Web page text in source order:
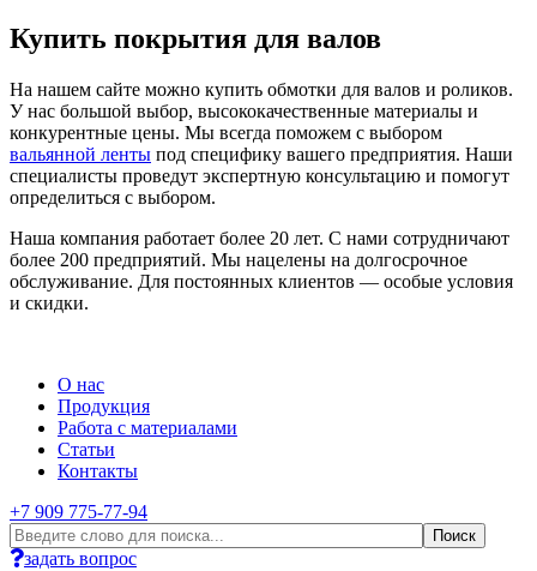
Купить покрытия для валов
На нашем сайте можно купить обмотки для валов и роликов.
У нас большой выбор, высококачественные материалы и
конкурентные цены. Мы всегда поможем с выбором
вальянной ленты под специфику вашего предприятия. Наши
специалисты проведут экспертную консультацию и помогут
определиться с выбором.
Наша компания работает более 20 лет. С нами сотрудничают
более 200 предприятий. Мы нацелены на долгосрочное
обслуживание. Для постоянных клиентов — особые условия
и скидки.
О нас
Продукция
Работа с материалами
Статьи
Контакты
+7 909 775-77-94
задать вопрос